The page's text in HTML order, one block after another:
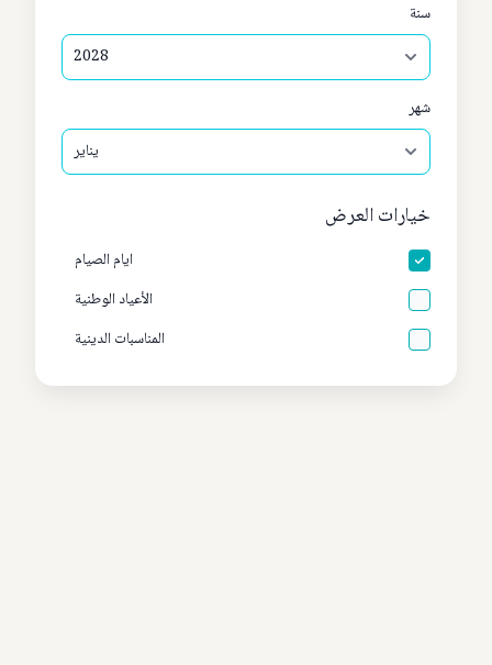
سنة
شهر
خيارات العرض
ايام الصيام
الأعياد الوطنية
المناسبات الدينية